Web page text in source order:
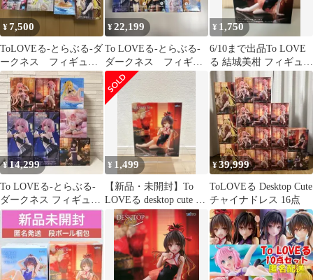
¥7,500
ToLOVEる-とらぶる-ダ
ークネス フィギュア
７体セット
¥22,199
To LOVEる-とらぶる-
ダークネス フィギュ
ア 13体セット
¥ 1,750
6/10まで出品To LOVE
る 結城美柑 フィギュア
チャイナドレスver.
¥14,299
To LOVEる-とらぶる-
ダークネス フィギュア
7体セット
¥ 1,499
【新品・未開封】To
LOVEる desktop cute 結
城美柑 チャイナ
¥39,999
ToLOVEる Desktop Cute
チャイナドレス 16点